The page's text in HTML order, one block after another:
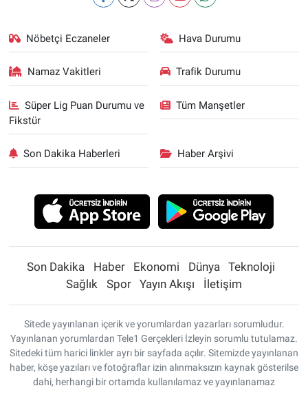
Nöbetçi Eczaneler Hava Durumu
Namaz Vakitleri Trafik Durumu
Süper Lig Puan Durumu ve
Fikstür
Tüm Manşetler
Son Dakika Haberleri Haber Arşivi
Son Dakika Haber Ekonomi Dünya
Teknoloji
Sağlık
Spor Yayın Akışı İletişim
Sitede yayınlanan içerik ve yorumlardan yazarları sorumludur.
Yayınlanan yorumlardan Tele1 Gerçekleri İzleyin sorumlu tutulamaz.
Sitedeki tüm harici linkler ayrı bir sayfada açılır. Sitemizde yayınlanan
haber, köşe yazıları ve fotoğraflar izin alınmaksızın kaynak gösterilse
dahi, herhangi bir ortamda kullanılamaz ve yayınlanamaz